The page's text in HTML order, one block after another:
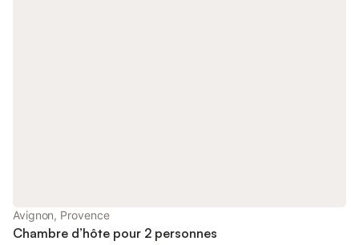
Avignon, Provence
Chambre d’hôte pour 2 personnes